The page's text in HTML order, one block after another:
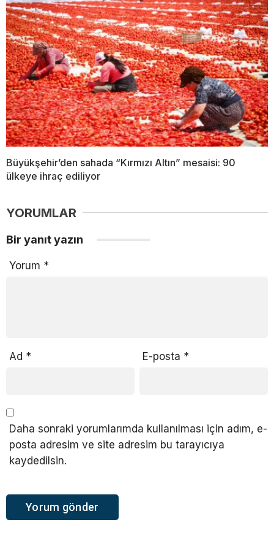
Büyükşehir’den sahada “Kırmızı Altın” mesaisi: 90
ülkeye ihraç ediliyor
YORUMLAR
Bir yanıt yazın
Yorum *
Ad * E-posta *
Daha sonraki yorumlarımda kullanılması için adım, e-
posta adresim ve site adresim bu tarayıcıya
kaydedilsin.